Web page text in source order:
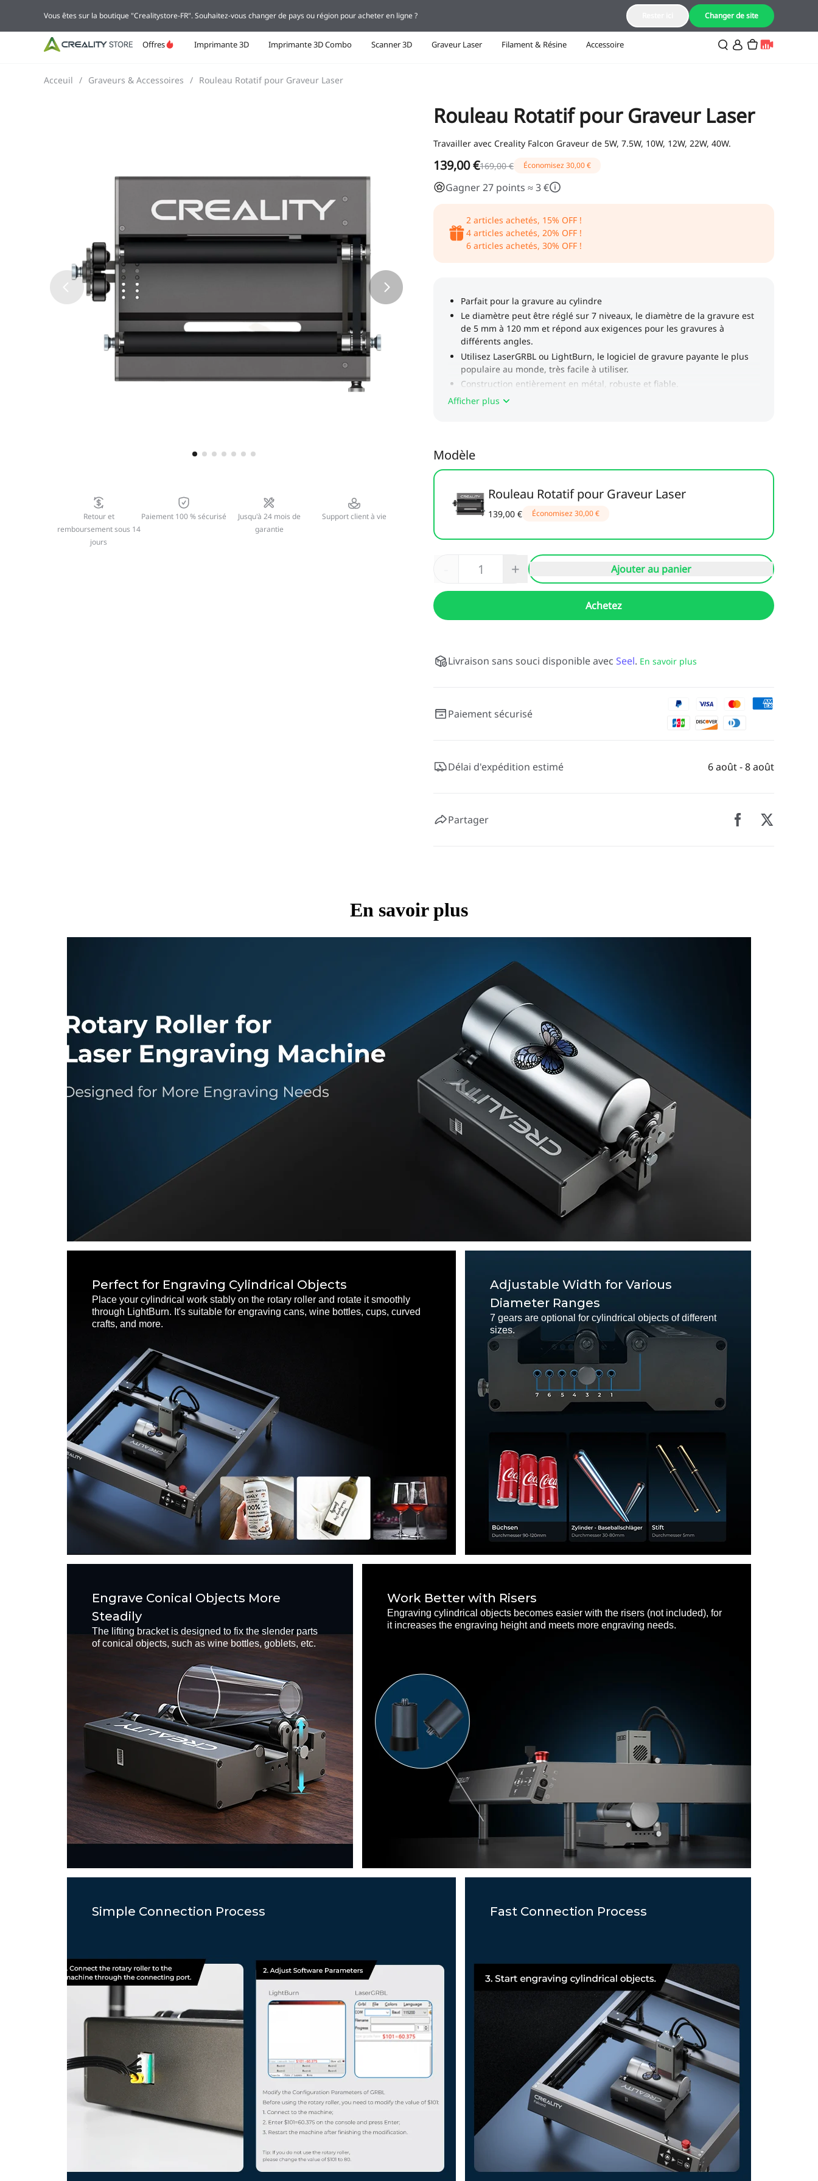
FR(Français)
Offres Imprimante 3D Imprimante 3D Combo Scanner 3D Graveur Laser Filament & Résine Accessoire
Acceuil / Graveurs & Accessoires / Rouleau Rotatif pour Graveur Laser
Retour et
remboursement sous 14
jours
Paiement 100 % sécurisé
Jusqu'à 24 mois de
garantie
Support client à vie
Rouleau Rotatif pour Graveur Laser
Travailler avec Creality Falcon Graveur de 5W, 7.5W, 10W, 12W, 22W, 40W.
139,00 €169,00 € Économisez30,00 €
Gagner 27 points ≈ 3 €
2 articles achetés, 15% OFF !
4 articles achetés,20% OFF !
6 articles achetés,30% OFF !
Afficher plus
Modèle
Rouleau Rotatif pour Graveur Laser
139,00 € Économisez30,00 €
+ Ajouter au panier
Achetez
Livraison sans souci disponible avec Seel. En savoir plus
Paiement sécurisé
Délai d'expédition estimé 6 août - 8 août
Partager
En savoir plus
Perfect for Engraving Cylindrical Objects
Place your cylindrical work stably on the rotary roller and rotate it smoothly
through LightBurn. It's suitable for engraving cans, wine bottles, cups, curved
crafts, and more.
Adjustable Width for Various
Diameter Ranges
7 gears are optional for cylindrical objects of different
sizes.
Engrave Conical Objects More
Steadily
The lifting bracket is designed to fix the slender parts
of conical objects, such as wine bottles, goblets, etc.
Work Better with Risers
Engraving cylindrical objects becomes easier with the risers (not included), for
it increases the engraving height and meets more engraving needs.
Simple Connection Process Fast Connection Process
Vous êtes sur la boutique "Crealitystore-FR". Souhaitez-vous changer de pays ou région pour acheter en ligne ? Changer de site